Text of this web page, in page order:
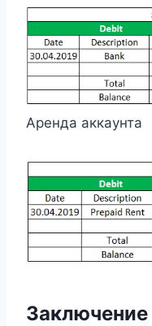
Аренда аккаунта
Заключение